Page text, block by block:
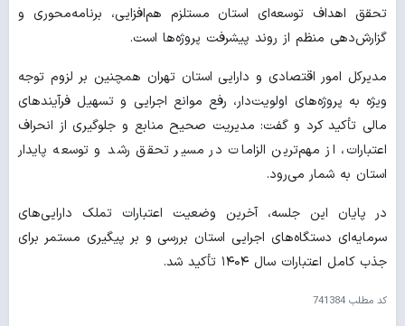
تحقق اهداف توسعه‌ای استان مستلزم هم‌افزایی، برنامه‌محوری و
گزارش‌دهی منظم از روند پیشرفت پروژه‌ها است.
مدیرکل امور اقتصادی و دارایی استان تهران همچنین بر لزوم توجه
ویژه به پروژه‌های اولویت‌دار، رفع موانع اجرایی و تسهیل فرآیندهای
مالی تأکید کرد و گفت: مدیریت صحیح منابع و جلوگیری از انحراف
اعتبارات، از مهم‌ترین الزامات در مسیر تحقق رشد و توسعه پایدار
استان به شمار می‌رود.
در پایان این جلسه، آخرین وضعیت اعتبارات تملک دارایی‌های
سرمایه‌ای دستگاه‌های اجرایی استان بررسی و بر پیگیری مستمر برای
جذب کامل اعتبارات سال ۱۴۰۴ تأکید شد.
کد مطلب 741384